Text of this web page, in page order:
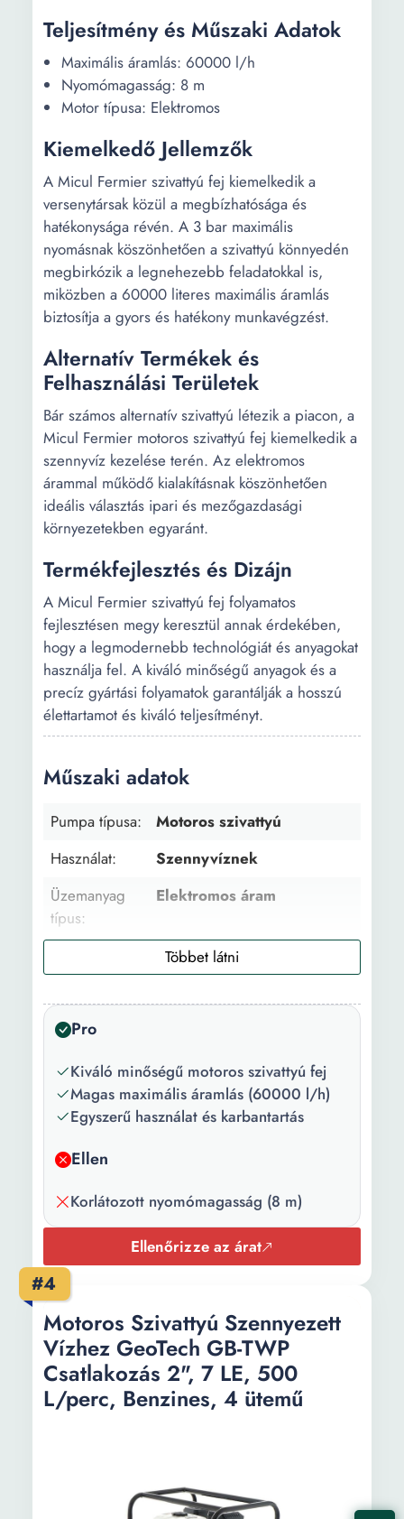
Teljesítmény és Műszaki Adatok
Maximális áramlás: 60000 l/h
Nyomómagasság: 8 m
Motor típusa: Elektromos
Kiemelkedő Jellemzők
A Micul Fermier szivattyú fej kiemelkedik a
versenytársak közül a megbízhatósága és
hatékonysága révén. A 3 bar maximális
nyomásnak köszönhetően a szivattyú könnyedén
megbirkózik a legnehezebb feladatokkal is,
miközben a 60000 literes maximális áramlás
biztosítja a gyors és hatékony munkavégzést.
Alternatív Termékek és
Felhasználási Területek
Bár számos alternatív szivattyú létezik a piacon, a
Micul Fermier motoros szivattyú fej kiemelkedik a
szennyvíz kezelése terén. Az elektromos
árammal működő kialakításnak köszönhetően
ideális választás ipari és mezőgazdasági
környezetekben egyaránt.
Termékfejlesztés és Dizájn
A Micul Fermier szivattyú fej folyamatos
fejlesztésen megy keresztül annak érdekében,
hogy a legmodernebb technológiát és anyagokat
használja fel. A kiváló minőségű anyagok és a
precíz gyártási folyamatok garantálják a hosszú
élettartamot és kiváló teljesítményt.
Műszaki adatok
Pumpa típusa:
Motoros szivattyú
Használat:
Szennyvíznek
Üzemanyag
típus:
Elektromos áram
tartalma:
1 szivattyú
Szívócsonk
átmérője:
3 inch
Maximális
áramlás:
Nyomómagasság: 8 m
nyomás:
3 bar
Pro
Kiváló minőségű motoros szivattyú fej
Magas maximális áramlás (60000 l/h)
Egyszerű használat és karbantartás
Ellen
Korlátozott nyomómagasság (8 m)
Ellenőrizze az árat
#4
Motoros Szivattyú Szennyezett
Vízhez GeoTech GB-TWP
Csatlakozás 2", 7 LE, 500
L/perc, Benzines, 4 ütemű